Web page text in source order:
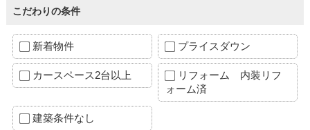
こだわりの条件
新着物件 プライスダウン
カースペース2台以上
リフォーム 内装リフ
ォーム済
建築条件なし